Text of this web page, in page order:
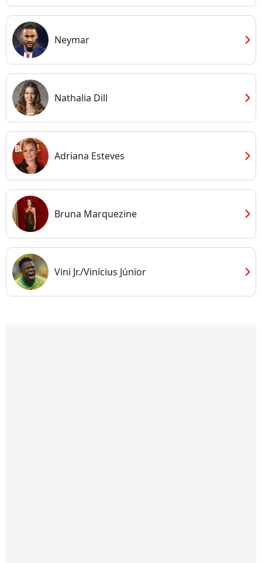
Neymar chevron_right
Nathalia Dill chevron_right
Adriana Esteves chevron_right
Bruna Marquezine chevron_right
Vini Jr./Vinícius Júnior chevron_right